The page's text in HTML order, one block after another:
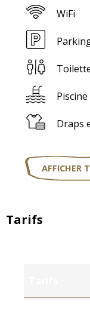
WiFi
Piscine
Draps
AFFICHER
Tarifs